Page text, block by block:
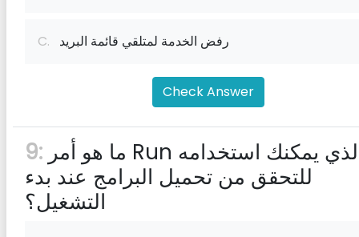
C. رفض الخدمة لمتلقي قائمة البريد
Check Answer
9:
للتحقق من تحميل البرامج عند بدء
التشغيل؟